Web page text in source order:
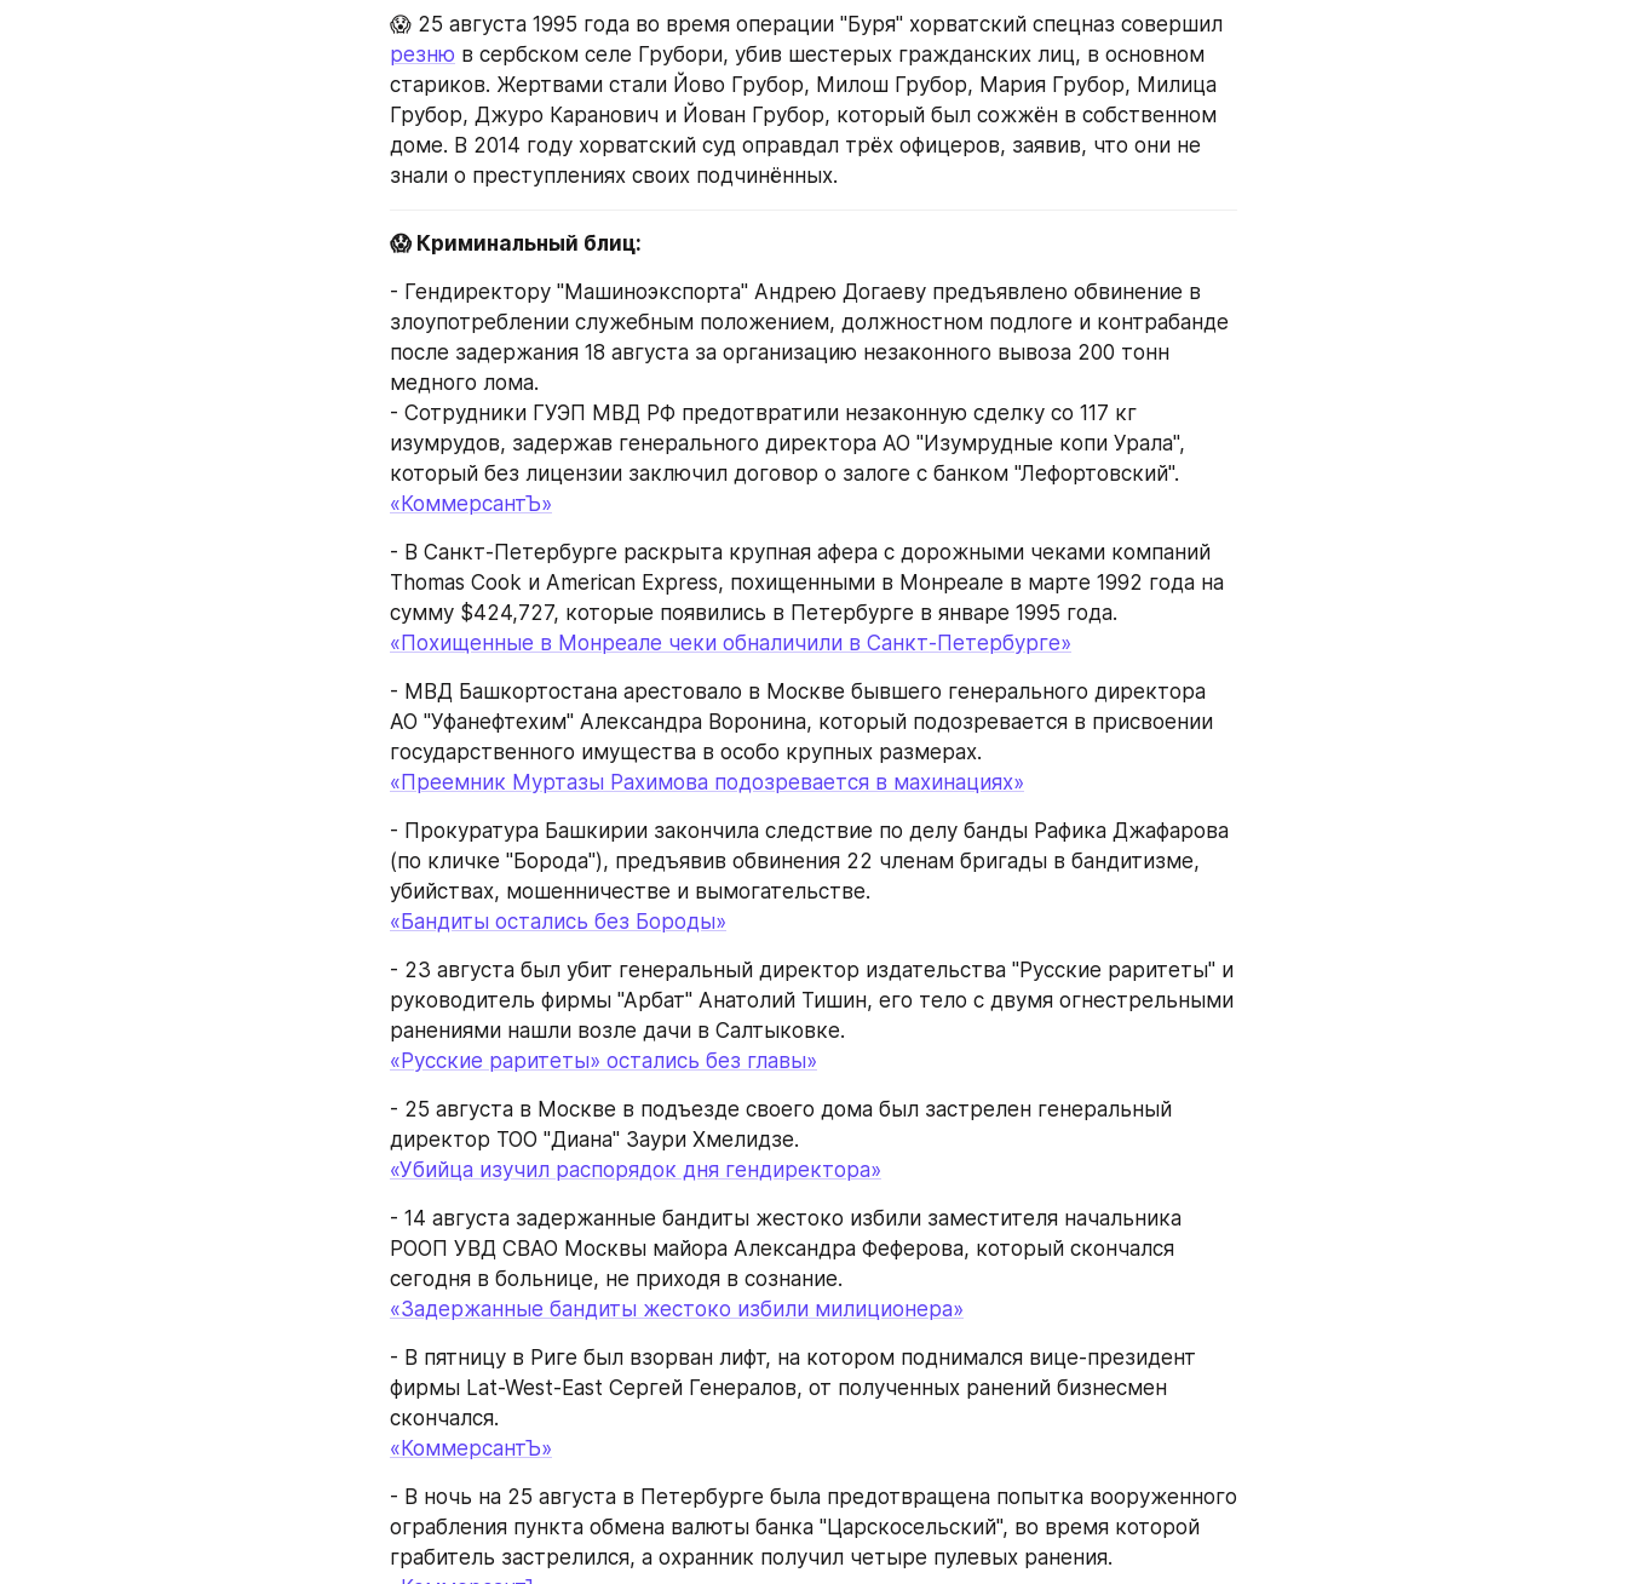
резню в сербском селе Грубори, убив шестерых гражданских лиц, в основном
стариков. Жертвами стали Йово Грубор, Милош Грубор, Мария Грубор, Милица
Грубор, Джуро Каранович и Йован Грубор, который был сожжён в собственном
доме. В 2014 году хорватский суд оправдал трёх офицеров, заявив, что они не
знали о преступлениях своих подчинённых.
😱 Криминальный блиц:
- Гендиректору "Машиноэкспорта" Андрею Догаеву предъявлено обвинение в
злоупотреблении служебным положением, должностном подлоге и контрабанде
после задержания 18 августа за организацию незаконного вывоза 200 тонн
медного лома.
- Сотрудники ГУЭП МВД РФ предотвратили незаконную сделку со 117 кг
изумрудов, задержав генерального директора АО "Изумрудные копи Урала",
который без лицензии заключил договор о залоге с банком "Лефортовский".
«КоммерсантЪ»
- В Санкт-Петербурге раскрыта крупная афера с дорожными чеками компаний
Thomas Cook и American Express, похищенными в Монреале в марте 1992 года на
сумму $424,727, которые появились в Петербурге в январе 1995 года.
«Похищенные в Монреале чеки обналичили в Санкт-Петербурге»
- МВД Башкортостана арестовало в Москве бывшего генерального директора
АО "Уфанефтехим" Александра Воронина, который подозревается в присвоении
государственного имущества в особо крупных размерах.
«Преемник Муртазы Рахимова подозревается в махинациях»
- Прокуратура Башкирии закончила следствие по делу банды Рафика Джафарова
(по кличке "Борода"), предъявив обвинения 22 членам бригады в бандитизме,
убийствах, мошенничестве и вымогательстве.
«Бандиты остались без Бороды»
- 23 августа был убит генеральный директор издательства "Русские раритеты" и
руководитель фирмы "Арбат" Анатолий Тишин, его тело с двумя огнестрельными
ранениями нашли возле дачи в Салтыковке.
«Русские раритеты» остались без главы»
- 25 августа в Москве в подъезде своего дома был застрелен генеральный
директор ТОО "Диана" Заури Хмелидзе.
«Убийца изучил распорядок дня гендиректора»
- 14 августа задержанные бандиты жестоко избили заместителя начальника
РООП УВД СВАО Москвы майора Александра Феферова, который скончался
сегодня в больнице, не приходя в сознание.
«Задержанные бандиты жестоко избили милиционера»
- В пятницу в Риге был взорван лифт, на котором поднимался вице-президент
фирмы Lat-West-East Сергей Генералов, от полученных ранений бизнесмен
скончался.
«КоммерсантЪ»
- В ночь на 25 августа в Петербурге была предотвращена попытка вооруженного
ограбления пункта обмена валюты банка "Царскосельский", во время которой
грабитель застрелился, а охранник получил четыре пулевых ранения.